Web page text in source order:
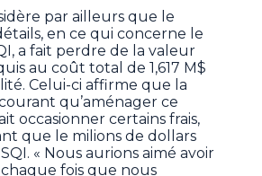
par ailleurs que le
en ce qui concerne le
a fait perdre de la valeur
au coût total de 1,617 M$
Celui-ci affirme que la
qu’aménager ce
occasionner certains frais,
que le milions de dollars
« Nous aurions aimé avoir
chaque fois que nous